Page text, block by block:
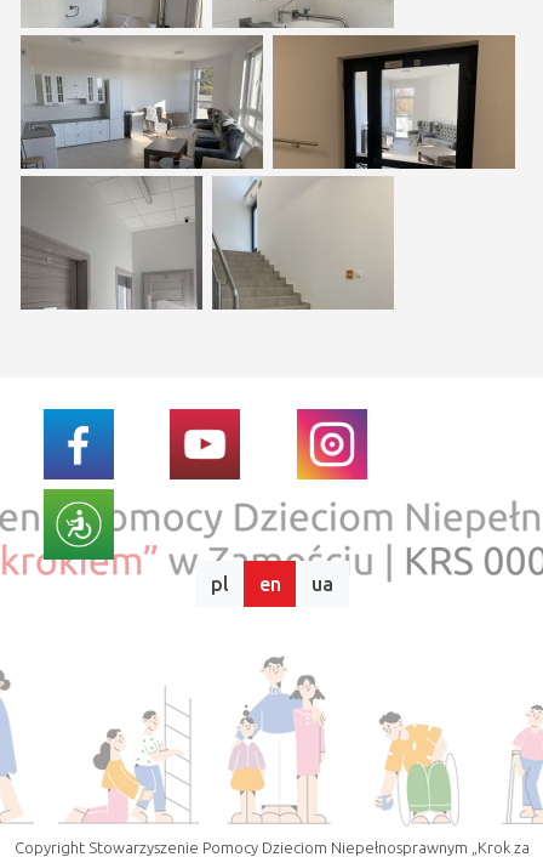
pl en ua
Copyright Stowarzyszenie Pomocy Dzieciom Niepełnosprawnym „Krok za